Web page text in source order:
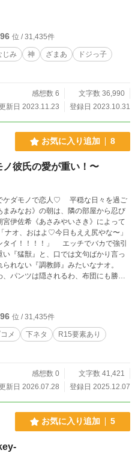
位 / 31,435件
じみ 神 ざまあ
ドジっ子
感想数 6
文字数 36,990
新日 2023.11.23
登録日 2023.10.31
お気に入り追加 8
彼氏の愛が重い！〜
恋人♡ 平穏な日々を過ご
まみなお》の朝は、隣の部屋から忍び
伊佐希《あさみやいさき》によって
」 エッチでバカで強引
『猛獣』と、口では文句ばかり言っ
れない『調教師』みたいなナオ。
、パンツは隠されるわ、布団にも勝手
愛情×青春同居！ ちょっぴりエッチ
位 / 31,435件
メ 下ネタ
R15要素あり
感想数 0
文字数 41,421
新日 2026.07.28
登録日 2025.12.07
お気に入り追加 5